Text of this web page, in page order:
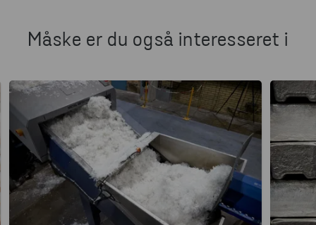
Måske er du også interesseret i